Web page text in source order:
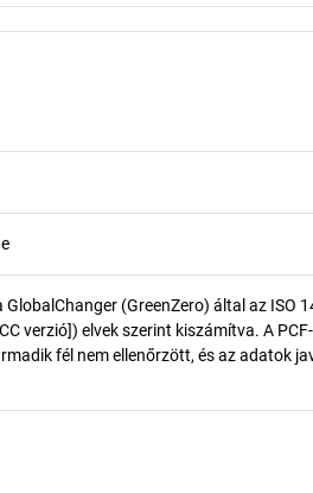
GlobalChanger (GreenZero) által az ISO
verzió]) elvek szerint kiszámítva. A
fél nem ellenőrzött, és az adatok